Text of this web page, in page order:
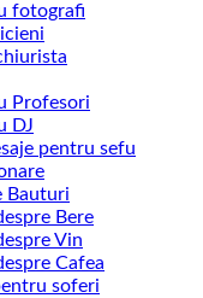
fotografi
Profesori
DJ
pentru sefu
Bauturi
Bere
Vin
Cafea
soferi